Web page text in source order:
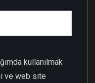
kullanılmak
ve web site